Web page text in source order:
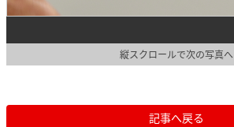
縦スクロールで次の写真へ
記事へ戻る